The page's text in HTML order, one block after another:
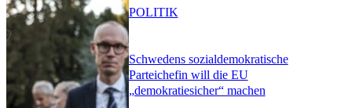
Schwedens sozialdemokratische
Parteichefin will die EU
„demokratiesicher“ machen
POLITIK